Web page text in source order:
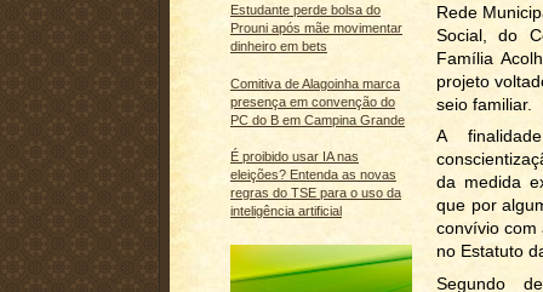
Estudante perde bolsa do
Prouni após mãe movimentar
dinheiro em bets
Comitiva de Alagoinha marca
presença em convenção do
PC do B em Campina Grande
É proibido usar IA nas
eleições? Entenda as novas
regras do TSE para o uso da
inteligência artificial
Rede
Social, do
Família
projeto
seio familiar.
A
da medida
que por
convívio com
no Estatuto
Segundo